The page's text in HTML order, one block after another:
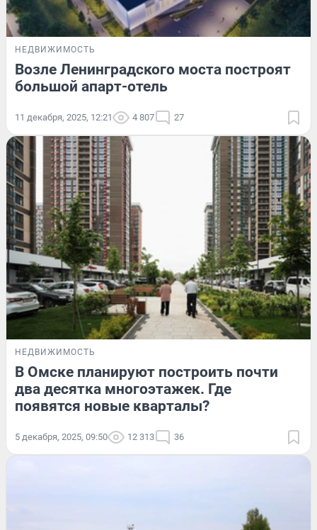
НЕДВИЖИМОСТЬ
Возле Ленинградского моста построят
большой апарт-отель
11 декабря, 2025, 12:21 4 807 27
НЕДВИЖИМОСТЬ
В Омске планируют построить почти
два десятка многоэтажек. Где
появятся новые кварталы?
5 декабря, 2025, 09:50 12 313 36